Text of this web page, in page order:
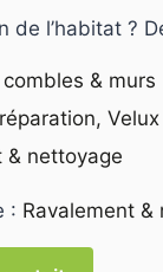
de l’habitat ?
& murs
Velux
& nettoyage
: Ravalement